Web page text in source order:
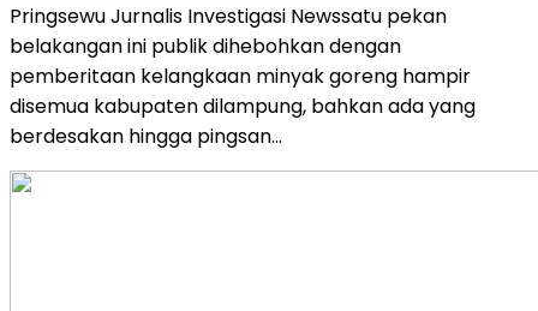
Pringsewu Jurnalis Investigasi Newssatu pekan
belakangan ini publik dihebohkan dengan
pemberitaan kelangkaan minyak goreng hampir
disemua kabupaten dilampung, bahkan ada yang
berdesakan hingga pingsan…